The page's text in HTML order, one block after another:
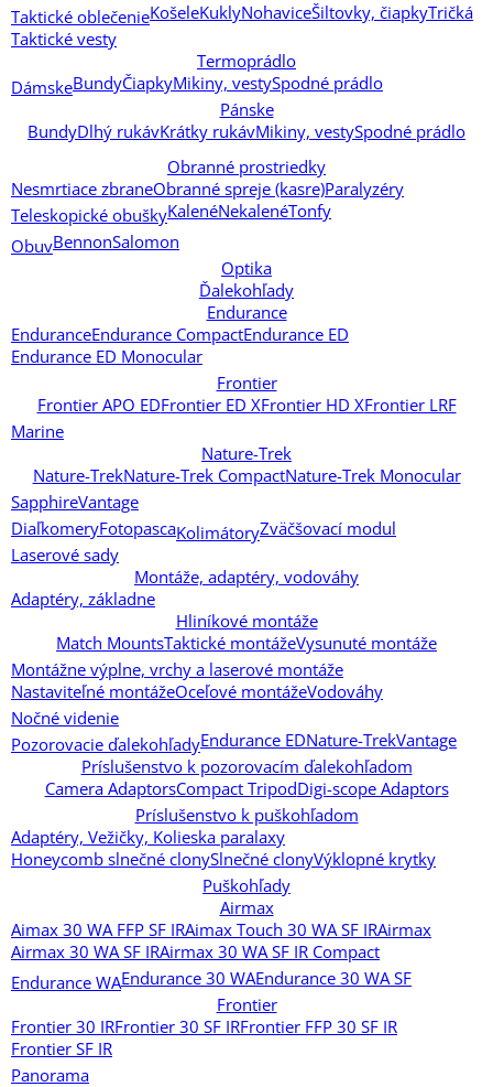
Taktické oblečenieKošeleKuklyNohaviceŠiltovky, čiapkyTričká
Taktické vesty
Termoprádlo
DámskeBundyČiapkyMikiny, vestySpodné prádlo
Pánske
BundyDlhý rukávKrátky rukávMikiny, vestySpodné prádlo
Obranné prostriedky
Nesmrtiace zbraneObranné spreje (kasre)Paralyzéry
Teleskopické obuškyKalenéNekalenéTonfy
ObuvBennonSalomon
Optika
Ďalekohľady
Endurance
EnduranceEndurance CompactEndurance ED
Endurance ED Monocular
Frontier
Frontier APO EDFrontier ED XFrontier HD XFrontier LRF
Marine
Nature-Trek
Nature-TrekNature-Trek CompactNature-Trek Monocular
SapphireVantage
DiaľkomeryFotopascaKolimátoryZväčšovací modul
Laserové sady
Montáže, adaptéry, vodováhy
Adaptéry, základne
Hliníkové montáže
Match MountsTaktické montážeVysunuté montáže
Montážne výplne, vrchy a laserové montáže
Nastaviteľné montážeOceľové montážeVodováhy
Nočné videnie
Pozorovacie ďalekohľadyEndurance EDNature-TrekVantage
Príslušenstvo k pozorovacím ďalekohľadom
Camera AdaptorsCompact TripodDigi-scope Adaptors
Príslušenstvo k puškohľadom
Adaptéry, Vežičky, Kolieska paralaxy
Honeycomb slnečné clonySlnečné clonyVýklopné krytky
Puškohľady
Airmax
Aimax 30 WA FFP SF IRAimax Touch 30 WA SF IRAirmax
Airmax 30 WA SF IRAirmax 30 WA SF IR Compact
Endurance WAEndurance 30 WAEndurance 30 WA SF
Frontier
Frontier 30 IRFrontier 30 SF IRFrontier FFP 30 SF IR
Frontier SF IR
Panorama